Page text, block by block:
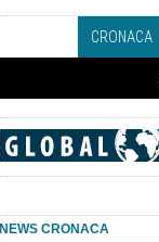
CRONACA
NEWS CRONACA